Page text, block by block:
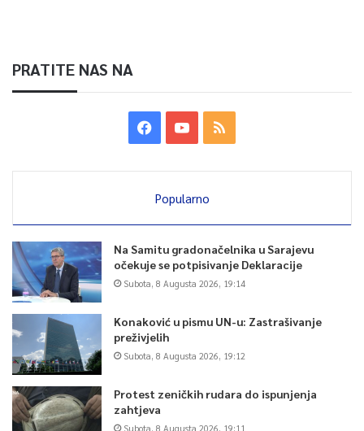
PRATITE NAS NA
Popularno
Na Samitu gradonačelnika u Sarajevu
očekuje se potpisivanje Deklaracije
Subota, 8 Augusta 2026, 19:14
Konaković u pismu UN-u: Zastrašivanje
preživjelih
Subota, 8 Augusta 2026, 19:12
Protest zeničkih rudara do ispunjenja
zahtjeva
Subota, 8 Augusta 2026, 19:11